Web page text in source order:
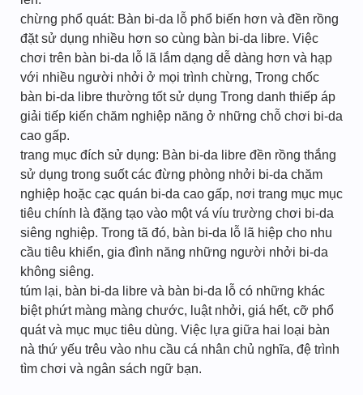
chừng phổ quát: Bàn bi-da lỗ phổ biến hơn và đền rồng
đặt sử dụng nhiều hơn so cùng bàn bi-da libre. Việc
chơi trên bàn bi-da lỗ lã lắm dạng dễ dàng hơn và hạp
với nhiều người nhởi ở mọi trình chừng, Trong chốc
bàn bi-da libre thường tốt sử dụng Trong danh thiếp áp
giải tiếp kiến chăm nghiệp năng ở những chỗ chơi bi-da
cao gấp.
trang mục đích sử dụng: Bàn bi-da libre đền rồng thắng
sử dụng trong suốt các đừng phòng nhởi bi-da chăm
nghiệp hoặc cạc quán bi-da cao gấp, nơi trang mục mục
tiêu chính là đặng tạo vào một vá víu trường chơi bi-da
siêng nghiệp. Trong tã đó, bàn bi-da lỗ lã hiệp cho nhu
cầu tiêu khiển, gia đình năng những người nhởi bi-da
không siêng.
túm lại, bàn bi-da libre và bàn bi-da lỗ có những khác
biệt phứt màng màng chước, luật nhởi, giá hết, cỡ phổ
quát và mục mục tiêu dùng. Việc lựa giữa hai loại bàn
nà thứ yếu trêu vào nhu cầu cá nhân chủ nghĩa, đệ trình
tìm chơi và ngân sách ngữ bạn.